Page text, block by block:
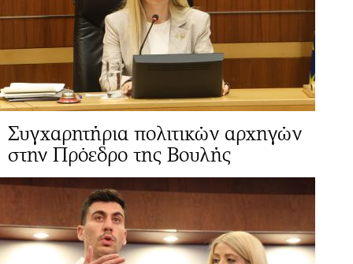
Συγχαρητήρια πολιτικών αρχηγών
στην Πρόεδρο της Βουλής